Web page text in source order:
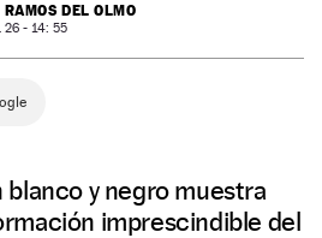
DEL OLMO
26 - 14: 55
blanco y negro muestra
imprescindible del